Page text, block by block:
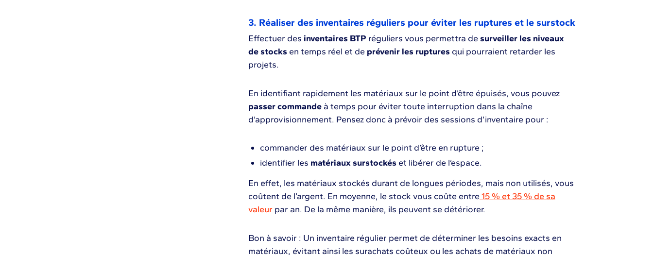
3. Réaliser des inventaires réguliers pour éviter les ruptures et le surstock
Effectuer des inventaires BTP réguliers vous permettra de surveiller les niveaux
de stocks en temps réel et de prévenir les ruptures qui pourraient retarder les
projets.
En identifiant rapidement les matériaux sur le point d’être épuisés, vous pouvez
passer commande à temps pour éviter toute interruption dans la chaîne
d’approvisionnement. Pensez donc à prévoir des sessions d’inventaire pour :
commander des matériaux sur le point d’être en rupture ;
identifier les matériaux surstockés et libérer de l’espace.
En effet, les matériaux stockés durant de longues périodes, mais non utilisés, vous
coûtent de l’argent. En moyenne, le stock vous coûte entre 15 % et 35 % de sa
valeurpar an. De la même manière, ils peuvent se détériorer.
Bon à savoir : Un inventaire régulier permet de déterminer les besoins exacts en
matériaux, évitant ainsi les surachats coûteux ou les achats de matériaux non